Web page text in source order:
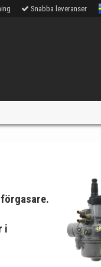
Snabba leveranser
i